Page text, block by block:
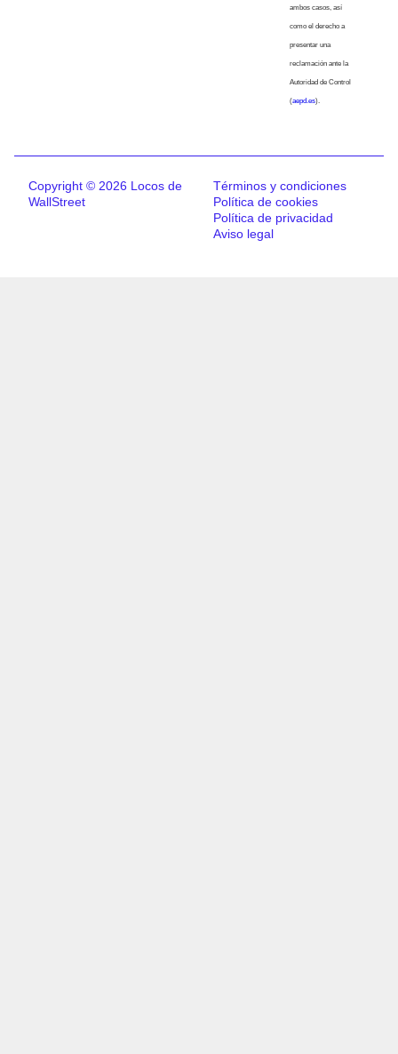
ambos casos, así
como el derecho a
presentar una
reclamación ante la
Autoridad de Control
(aepd.es).
Copyright © 2026 Locos de
WallStreet
Términos y condiciones
Política de cookies
Política de privacidad
Aviso legal